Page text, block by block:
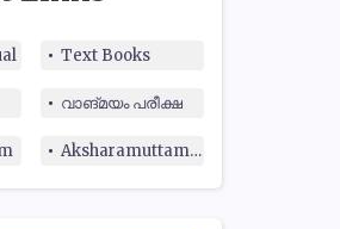
Text Books
വാങ്മയം പരീക്ഷ
Aksharamuttam Quiz